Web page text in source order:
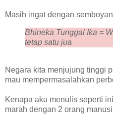
Masih ingat dengan
Bhineka Tunggal Ika =
tetap satu jua
Negara kita menjujung tinggi
mau mempermasalahkan
Kenapa aku menulis seperti
marah dengan 2 orang